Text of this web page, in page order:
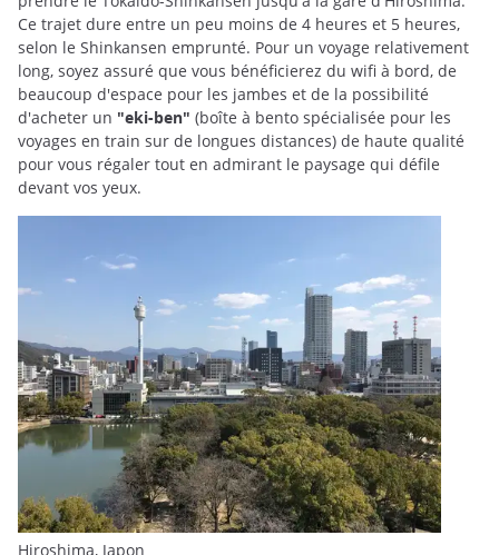
Ce trajet dure entre un peu moins de 4 heures et 5 heures,
selon le Shinkansen emprunté. Pour un voyage relativement
long, soyez assuré que vous bénéficierez du wifi à bord, de
beaucoup d'espace pour les jambes et de la possibilité
d'acheter un "eki-ben" (boîte à bento spécialisée pour les
voyages en train sur de longues distances) de haute qualité
pour vous régaler tout en admirant le paysage qui défile
devant vos yeux.
Hiroshima, Japon